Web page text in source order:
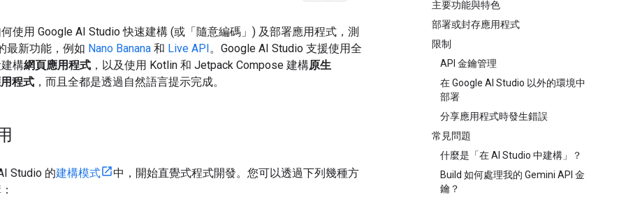
主要功能與特色
部署或封存應用程式
限制
API 金鑰管理
在 Google AI Studio 以外的環境中
部署
分享應用程式時發生錯誤
常見問題
什麼是「在 AI Studio 中建構」？
Build 如何處理我的 Gemini API 金
鑰？
使用 Google AI Studio 快速建構 (或「隨意編碼」) 及部署應用程式，測
最新功能，例如 Nano Banana 和 Live API。Google AI Studio 支援使用全
構網頁應用程式 ，以及使用 Kotlin 和 Jetpack Compose 建構原生
程式 ，而且全都是透過自然語言提示完成。
Studio 的建構模式
中，開始直覺式程式開發。您可以透過下列幾種方